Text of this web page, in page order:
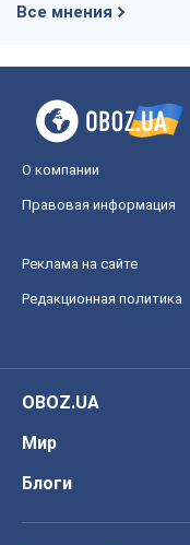
Все мнения
О компании
Правовая информация
Реклама на сайте
Редакционная политика
OBOZ.UA
Мир
Блоги